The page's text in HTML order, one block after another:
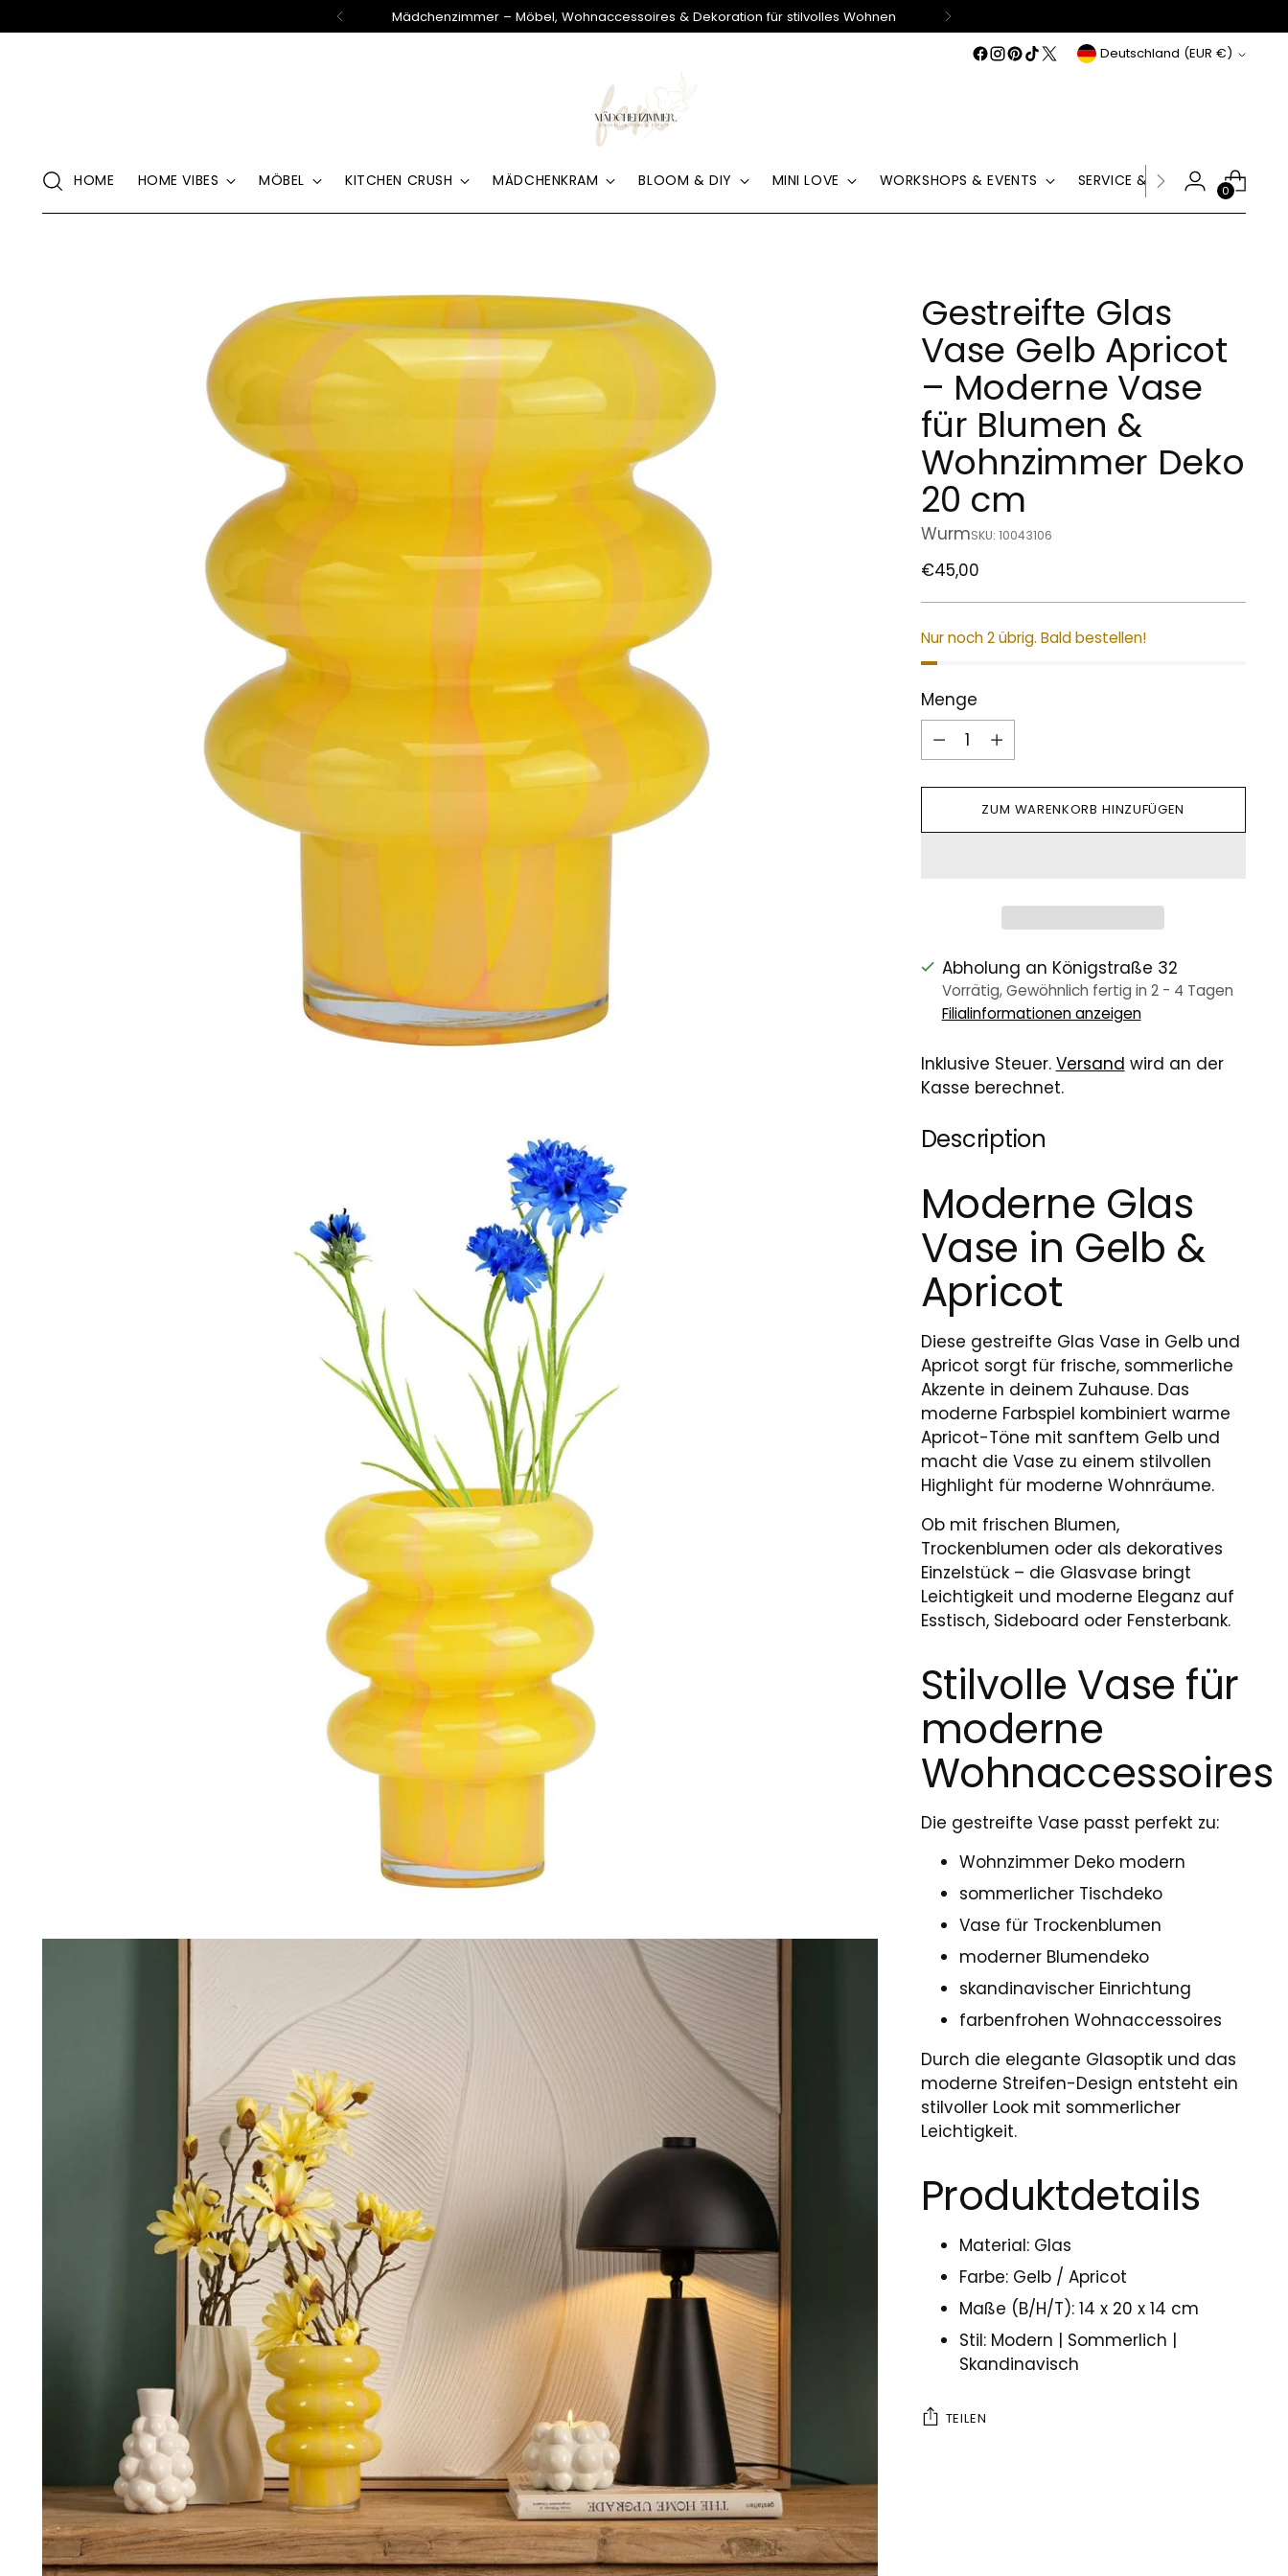
Mädchenzimmer – Möbel, Wohnaccessoires & Dekoration für stilvolles Wohnen
Währung Deutschland (EUR €)
HOME HOME VIBES MÖBEL KITCHEN CRUSH MÄDCHENKRAM BLOOM & DIY MINI LOVE WORKSHOPS & EVENTS SERVICE & HILFE
0
Gestreifte Glas
Vase Gelb Apricot
– Moderne Vase
für Blumen &
Wohnzimmer Deko
20 cm
WurmSKU: 10043106
Regulärer
€45,00
Nur noch 2 übrig. Bald bestellen!
Menge
Menge
ZUM WARENKORB HINZUFÜGEN
Abholung an Königstraße 32
Vorrätig, Gewöhnlich fertig in 2 - 4 Tagen
Filialinformationen anzeigen
Inklusive Steuer. Versand wird an der
Kasse berechnet.
Description
Moderne Glas
Vase in Gelb &
Apricot
Diese gestreifte Glas Vase in Gelb und
Apricot sorgt für frische, sommerliche
Akzente in deinem Zuhause. Das
moderne Farbspiel kombiniert warme
Apricot-Töne mit sanftem Gelb und
macht die Vase zu einem stilvollen
Highlight für moderne Wohnräume.
Ob mit frischen Blumen,
Trockenblumen oder als dekoratives
Einzelstück – die Glasvase bringt
Leichtigkeit und moderne Eleganz auf
Esstisch, Sideboard oder Fensterbank.
Stilvolle Vase für
moderne
Wohnaccessoires
Die gestreifte Vase passt perfekt zu:
Wohnzimmer Deko modern
sommerlicher Tischdeko
Vase für Trockenblumen
moderner Blumendeko
skandinavischer Einrichtung
farbenfrohen Wohnaccessoires
Durch die elegante Glasoptik und das
moderne Streifen-Design entsteht ein
stilvoller Look mit sommerlicher
Leichtigkeit.
Produktdetails
Material: Glas
Farbe: Gelb / Apricot
Maße (B/H/T): 14 x 20 x 14 cm
Stil: Modern | Sommerlich |
Skandinavisch
TEILEN